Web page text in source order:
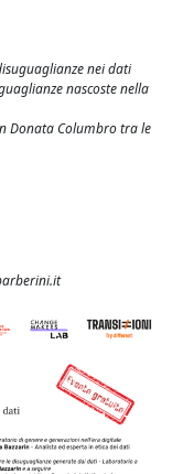
nei dati
nascoste nella
Donata Columbro tra le